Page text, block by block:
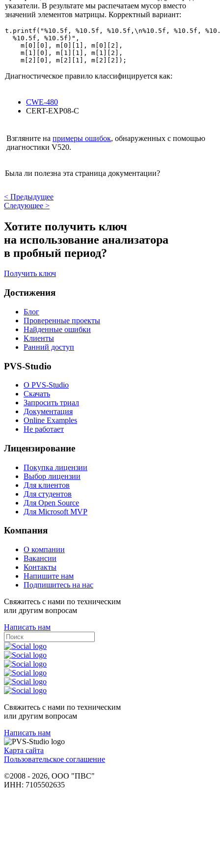
указатели. В результате мы распечатаем мусор вместо
значений элементов матрицы. Корректный вариант:
t.printf("%10.5f, %10.5f, %10.5f,\n%10.5f, %10.5f,
  %10.5f, %10.5f)",
    m[0][0], m[0][1], m[0][2],
    m[1][0], m[1][1], m[1][2],
    m[2][0], m[2][1], m[2][2]);
Диагностическое правило классифицируется как:
CWE-480
CERT-EXP08-C
Взгляните на примеры ошибок, обнаруженных с помощью
диагностики V520.
Была ли полезна эта страница документации?
< Предыдущее
Следующее >
Хотите получить ключ
на использование анализатора
в пробный период?
Получить ключ
Достижения
Блог
Проверенные проекты
Найденные ошибки
Клиенты
Ранний доступ
PVS-Studio
О PVS-Studio
Скачать
Запросить триал
Документация
Online Examples
Не работает
Лицензирование
Покупка лицензии
Выбор лицензии
Для клиентов
Для студентов
Для Open Source
Для Microsoft MVP
Компания
О компании
Вакансии
Контакты
Напишите нам
Подпишитесь на нас
Свяжитесь с нами по техническим
или другим вопросам
Написать нам
Свяжитесь с нами по техническим
или другим вопросам
Написать нам
Карта сайта
Пользовательское соглашение
©2008 - 2026, ООО "ПВС"
ИНН: 7105502635